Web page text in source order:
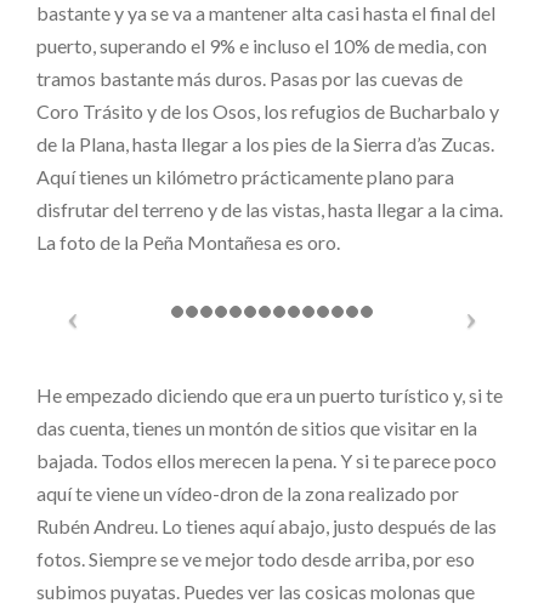
bastante y ya se va a mantener alta casi hasta el final del
puerto, superando el 9% e incluso el 10% de media, con
tramos bastante más duros. Pasas por las cuevas de
Coro Trásito y de los Osos, los refugios de Bucharbalo y
de la Plana, hasta llegar a los pies de la Sierra d’as Zucas.
Aquí tienes un kilómetro prácticamente plano para
disfrutar del terreno y de las vistas, hasta llegar a la cima.
La foto de la Peña Montañesa es oro.
He empezado diciendo que era un puerto turístico y, si te
das cuenta, tienes un montón de sitios que visitar en la
bajada. Todos ellos merecen la pena. Y si te parece poco
aquí te viene un vídeo-dron de la zona realizado por
Rubén Andreu. Lo tienes aquí abajo, justo después de las
fotos. Siempre se ve mejor todo desde arriba, por eso
subimos puyatas. Puedes ver las cosicas molonas que